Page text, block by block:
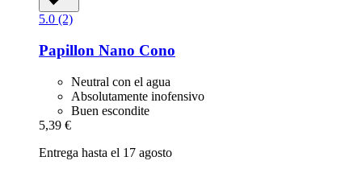
5.0 (2)
Papillon Nano Cono
Neutral con el agua
Absolutamente inofensivo
Buen escondite
5,39 €
Entrega hasta el 17 agosto